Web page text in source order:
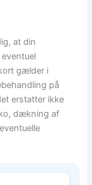
at din
gælder i
på
erstatter ikke
dækning af